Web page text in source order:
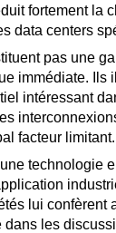
fortement la
data centers
pas une
immédiate. Ils
intéressant
facteur limitant.
technologie
lui confèrent
dans les